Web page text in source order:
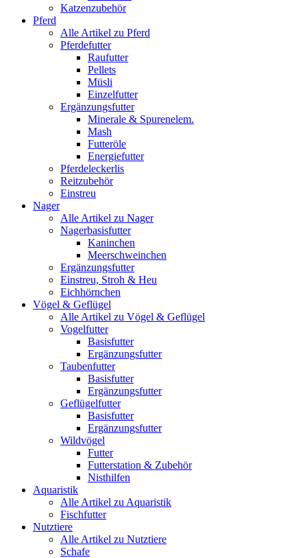
Katzenzubehör
Pferd
Alle Artikel zu Pferd
Pferdefutter
Raufutter
Pellets
Müsli
Einzelfutter
Ergänzungsfutter
Minerale & Spurenelem.
Mash
Futteröle
Energiefutter
Pferdeleckerlis
Reitzubehör
Einstreu
Nager
Alle Artikel zu Nager
Nagerbasisfutter
Kaninchen
Meerschweinchen
Ergänzungsfutter
Einstreu, Stroh & Heu
Eichhörnchen
Vögel & Geflügel
Alle Artikel zu Vögel & Geflügel
Vogelfutter
Basisfutter
Ergänzungsfutter
Taubenfutter
Basisfutter
Ergänzungsfutter
Geflügelfutter
Basisfutter
Ergänzungsfutter
Wildvögel
Futter
Futterstation & Zubehör
Nisthilfen
Aquaristik
Alle Artikel zu Aquaristik
Fischfutter
Nutztiere
Alle Artikel zu Nutztiere
Schafe